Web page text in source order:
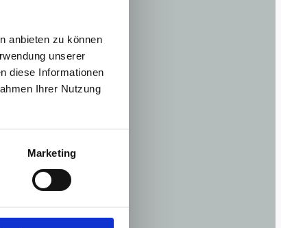
anbieten zu können
unserer
diese Informationen
Ihrer Nutzung
Marketing